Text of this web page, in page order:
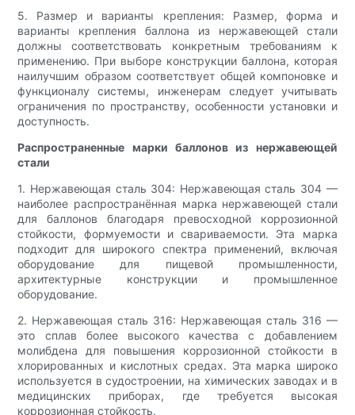
5. Размер и варианты крепления: Размер, форма и
варианты крепления баллона из нержавеющей стали
должны соответствовать конкретным требованиям к
применению. При выборе конструкции баллона, которая
наилучшим образом соответствует общей компоновке и
функционалу системы, инженерам следует учитывать
ограничения по пространству, особенности установки и
доступность.
Распространенные марки баллонов из нержавеющей
стали
1. Нержавеющая сталь 304: Нержавеющая сталь 304 —
наиболее распространённая марка нержавеющей стали
для баллонов благодаря превосходной коррозионной
стойкости, формуемости и свариваемости. Эта марка
подходит для широкого спектра применений, включая
оборудование для пищевой промышленности,
архитектурные конструкции и промышленное
оборудование.
2. Нержавеющая сталь 316: Нержавеющая сталь 316 —
это сплав более высокого качества с добавлением
молибдена для повышения коррозионной стойкости в
хлорированных и кислотных средах. Эта марка широко
используется в судостроении, на химических заводах и в
медицинских приборах, где требуется высокая
коррозионная стойкость.